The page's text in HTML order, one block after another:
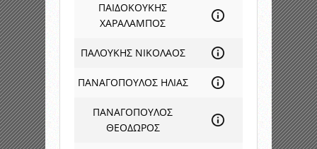
ΠΑΙΔΟΚΟΥΚΗΣ
ΧΑΡΑΛΑΜΠΟΣ
ΠΑΛΟΥΚΗΣ ΝΙΚΟΛΑΟΣ
ΠΑΝΑΓΟΠΟΥΛΟΣ ΗΛΙΑΣ
ΠΑΝΑΓΟΠΟΥΛΟΣ
ΘΕΟΔΩΡΟΣ